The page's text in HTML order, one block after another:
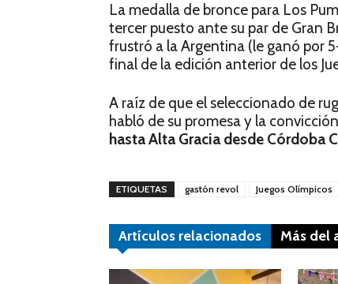
La medalla de bronce para Los
tercer puesto ante su par de Gran
frustró a la Argentina (le ganó por
final de la edición anterior de los
A raíz de que el seleccionado de
habló de su promesa y la
hasta Alta Gracia desde Córdoba
ETIQUETAS gastón revol Juegos Olímpicos
Artículos relacionados Más del